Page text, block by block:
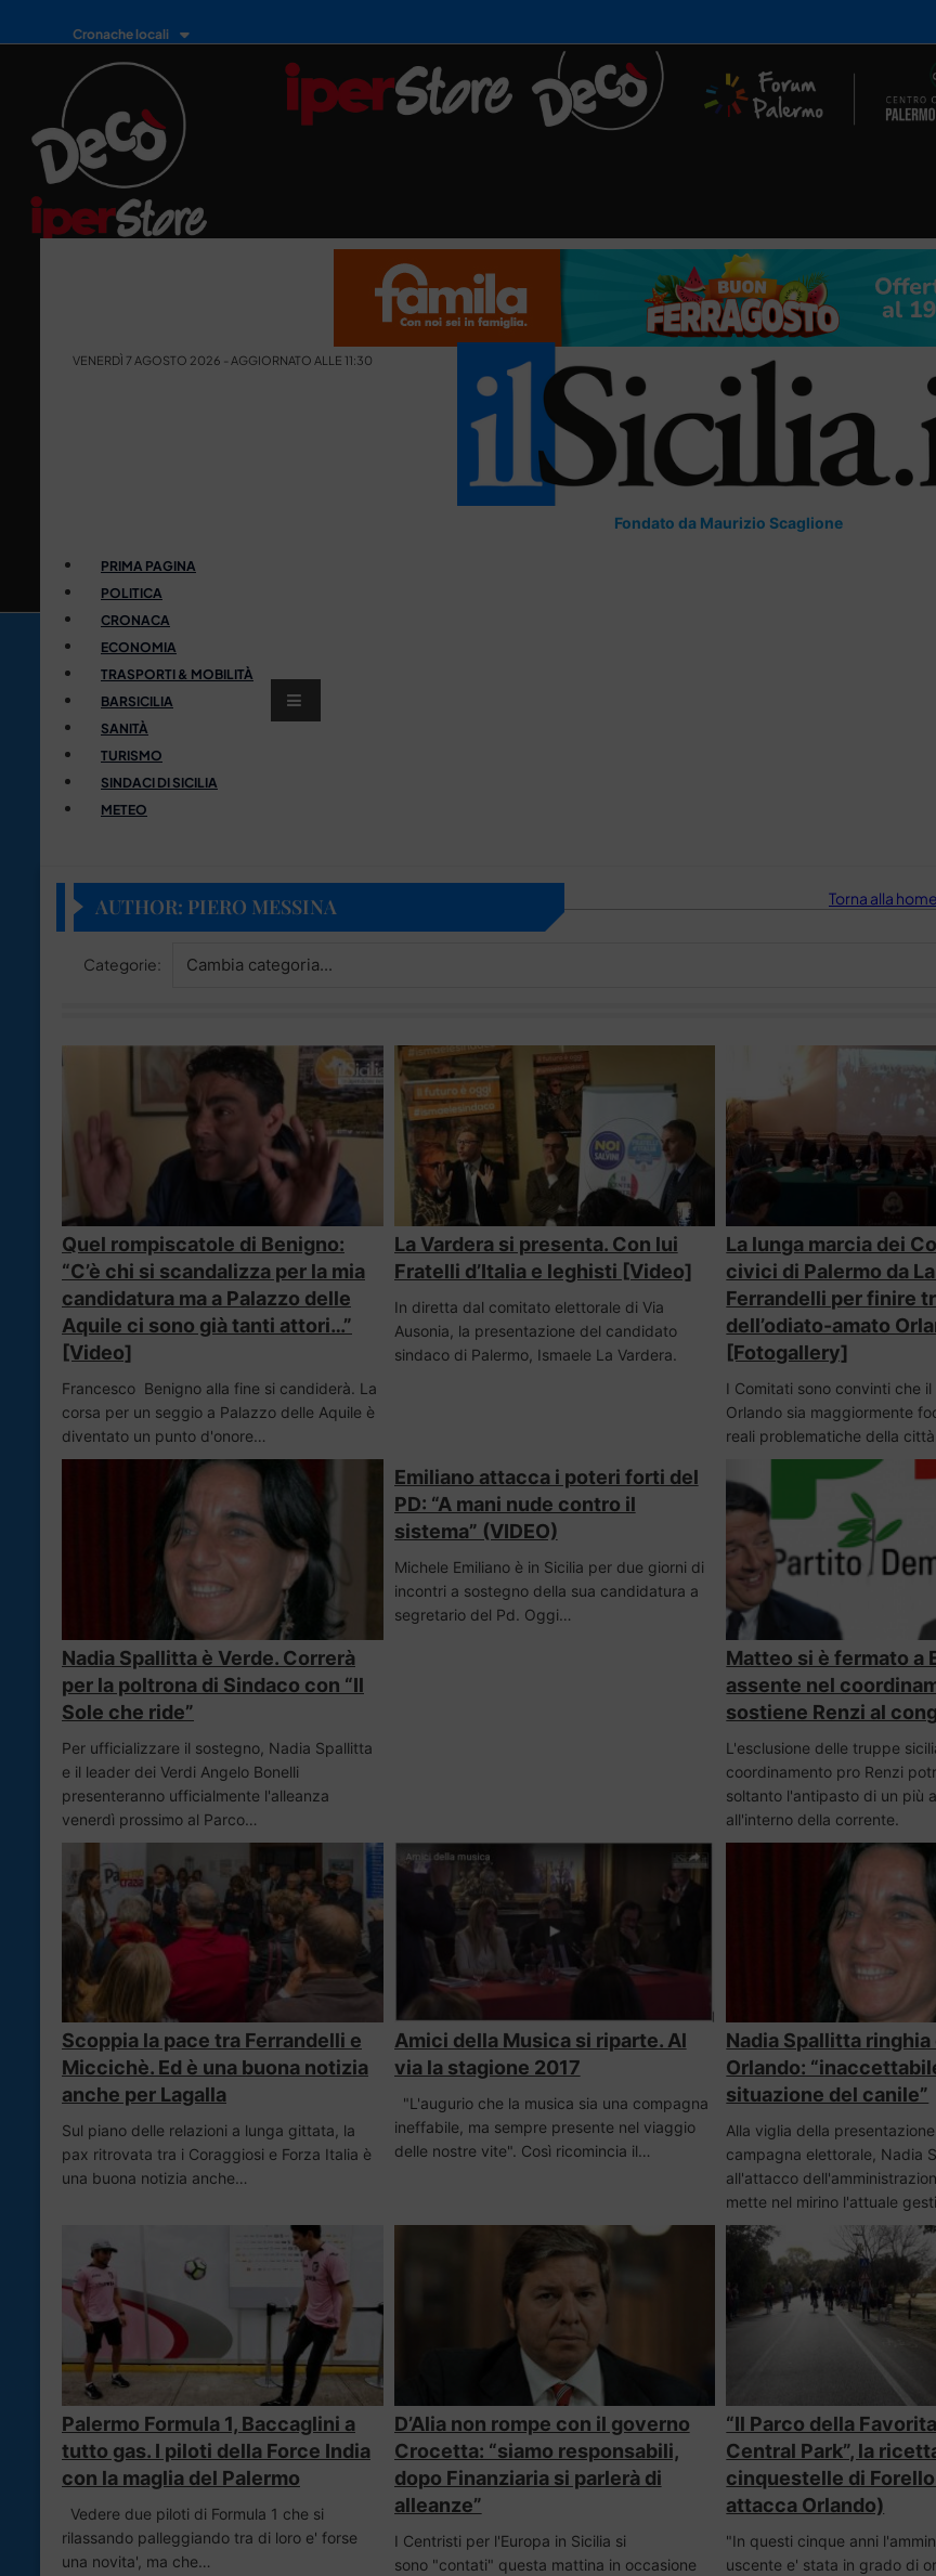
Cronache locali
VENERDÌ 7 AGOSTO 2026 - AGGIORNATO ALLE 11:30
Fondato da Maurizio Scaglione
PRIMA PAGINA
POLITICA
CRONACA
ECONOMIA
TRASPORTI & MOBILITÀ
BARSICILIA
SANITÀ
TURISMO
SINDACI DI SICILIA
METEO
AUTHOR: PIERO MESSINA Torna alla
Categorie:
Quel rompiscatole di Benigno:
“C’è chi si scandalizza per la mia
candidatura ma a Palazzo delle
Aquile ci sono già tanti attori…”
[Video]
Francesco Benigno alla fine si candiderà. La
corsa per un seggio a Palazzo delle Aquile è
diventato un punto d'onore…
La Vardera si presenta. Con lui
Fratelli d’Italia e leghisti [Video]
In diretta dal comitato elettorale di Via
Ausonia, la presentazione del candidato
sindaco di Palermo, Ismaele La Vardera.
La lunga marcia dei
civici di Palermo da
Ferrandelli per finire
dell’odiato-amato
[Fotogallery]
I Comitati sono convinti che
Orlando sia maggiormente
reali problematiche della città.
Nadia Spallitta è Verde. Correrà
per la poltrona di Sindaco con “Il
Sole che ride”
Per ufficializzare il sostegno, Nadia Spallitta
e il leader dei Verdi Angelo Bonelli
presenteranno ufficialmente l'alleanza
venerdì prossimo al Parco…
Emiliano attacca i poteri forti del
PD: “A mani nude contro il
sistema” (VIDEO)
Michele Emiliano è in Sicilia per due giorni di
incontri a sostegno della sua candidatura a
segretario del Pd. Oggi…
Matteo si è fermato a
assente nel
sostiene Renzi al
L'esclusione delle truppe
coordinamento pro Renzi
soltanto l'antipasto di un più
all'interno della corrente.
Scoppia la pace tra Ferrandelli e
Miccichè. Ed è una buona notizia
anche per Lagalla
Sul piano delle relazioni a lunga gittata, la
pax ritrovata tra i Coraggiosi e Forza Italia è
una buona notizia anche…
Amici della Musica si riparte. Al
via la stagione 2017
"L'augurio che la musica sia una compagna
ineffabile, ma sempre presente nel viaggio
delle nostre vite". Così ricomincia il…
Nadia Spallitta
Orlando:
situazione del canile”
Alla viglia della
campagna elettorale, Nadia
all'attacco
mette nel mirino l'attuale
Palermo Formula 1, Baccaglini a
tutto gas. I piloti della Force India
con la maglia del Palermo
Vedere due piloti di Formula 1 che si
rilassando palleggiando tra di loro e' forse
una novita', ma che…
D’Alia non rompe con il governo
Crocetta: “siamo responsabili,
dopo Finanziaria si parlerà di
alleanze”
I Centristi per l'Europa in Sicilia si
sono "contati" questa mattina in occasione
“Il Parco della
Central Park”, la
cinquestelle di
attacca Orlando)
"In questi cinque anni
uscente e' stata in grado di